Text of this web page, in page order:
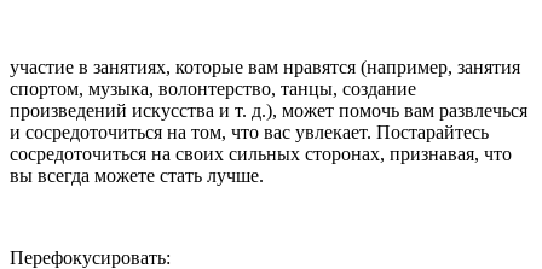
участие в занятиях, которые вам нравятся (например, занятия
спортом, музыка, волонтерство, танцы, создание
произведений искусства и т. д.), может помочь вам развлечься
и сосредоточиться на том, что вас увлекает. Постарайтесь
сосредоточиться на своих сильных сторонах, признавая, что
вы всегда можете стать лучше.
Перефокусировать: